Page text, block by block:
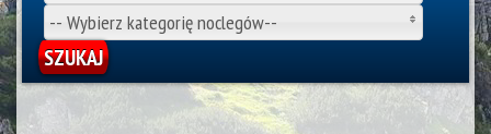
-- Wybierz kategorię noclegów--